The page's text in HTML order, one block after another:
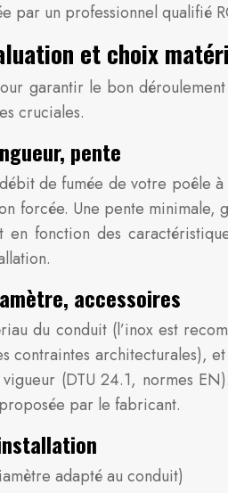
par un professionnel
et choix
garantir le bon
cruciales.
pente
de fumée de votre poêle
forcée. Une pente
en fonction des
accessoires
du conduit (l’inox est
contraintes architecturales),
(DTU 24.1, normes
par le fabricant.
adapté au conduit)